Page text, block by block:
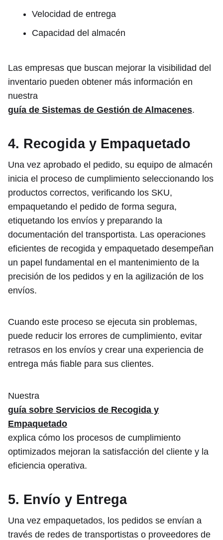
Velocidad de entrega
Capacidad del almacén
Las empresas que buscan mejorar la visibilidad del
inventario pueden obtener más información en
nuestra
guía de Sistemas de Gestión de Almacenes.
4. Recogida y Empaquetado
Una vez aprobado el pedido, su equipo de almacén
inicia el proceso de cumplimiento seleccionando los
productos correctos, verificando los SKU,
empaquetando el pedido de forma segura,
etiquetando los envíos y preparando la
documentación del transportista. Las operaciones
eficientes de recogida y empaquetado desempeñan
un papel fundamental en el mantenimiento de la
precisión de los pedidos y en la agilización de los
envíos.
Cuando este proceso se ejecuta sin problemas,
puede reducir los errores de cumplimiento, evitar
retrasos en los envíos y crear una experiencia de
entrega más fiable para sus clientes.
Nuestra
guía sobre Servicios de Recogida y
Empaquetado
explica cómo los procesos de cumplimiento
optimizados mejoran la satisfacción del cliente y la
eficiencia operativa.
5. Envío y Entrega
Una vez empaquetados, los pedidos se envían a
través de redes de transportistas o proveedores de